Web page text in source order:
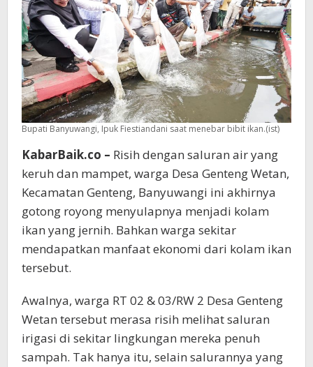
Bupati Banyuwangi, Ipuk Fiestiandani saat menebar bibit ikan.(ist)
KabarBaik.co – Risih dengan saluran air yang
keruh dan mampet, warga Desa Genteng Wetan,
Kecamatan Genteng, Banyuwangi ini akhirnya
gotong royong menyulapnya menjadi kolam
ikan yang jernih. Bahkan warga sekitar
mendapatkan manfaat ekonomi dari kolam ikan
tersebut.
Awalnya, warga RT 02 & 03/RW 2 Desa Genteng
Wetan tersebut merasa risih melihat saluran
irigasi di sekitar lingkungan mereka penuh
sampah. Tak hanya itu, selain salurannya yang